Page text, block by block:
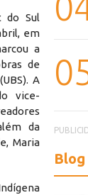
do Sul
em
a
de
A
vice-
da
Maria